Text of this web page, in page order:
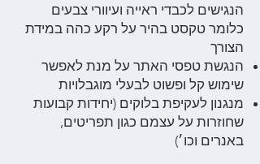
הנגישים לכבדי ראייה ועיוורי צבעים
כלומר טקסט בהיר על רקע כהה במידת
הצורך
הנגשת טפסי האתר על מנת לאפשר
שימוש קל ופשוט לבעלי מוגבלויות
מנגנון לעקיפת בלוקים (יחידות קבועות
שחוזרות על עצמם כגון תפריטים,
באנרים וכו׳)